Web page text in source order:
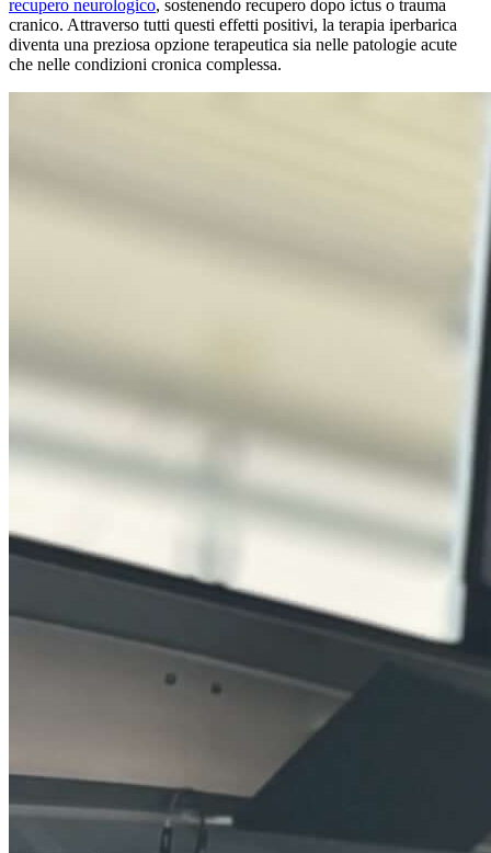
recupero neurologico, sostenendo recupero dopo ictus o trauma
cranico. Attraverso tutti questi effetti positivi, la terapia iperbarica
diventa una preziosa opzione terapeutica sia nelle patologie acute
che nelle condizioni cronica complessa.